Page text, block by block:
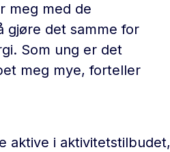
meg med de
gjøre det samme for
Som ung er det
meg mye, forteller
aktive i aktivitetstilbudet,